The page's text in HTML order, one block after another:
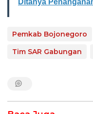
Ditanya
Pemkab Bojonegoro
Tim SAR Gabungan